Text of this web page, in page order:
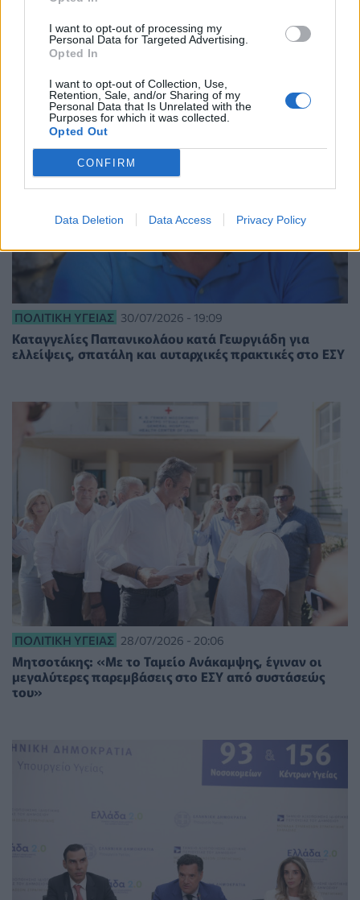
I want to opt-out of processing my
Personal Data for Targeted Advertising.
Opted In
I want to opt-out of Collection, Use,
Retention, Sale, and/or Sharing of my
Personal Data that Is Unrelated with the
Purposes for which it was collected.
Opted Out
CONFIRM
Data Deletion Data Access Privacy Policy
ΣΧΕΤΙΚΑ ΑΡΘΡΑ
ΠΟΛΙΤΙΚΉ ΥΓΕΊΑΣ 30/07/2026 - 19:09
Καταγγελίες Παπανικολάου κατά Γεωργιάδη για
ελλείψεις, σπατάλη και αυταρχικές πρακτικές στο ΕΣΥ
ΠΟΛΙΤΙΚΉ ΥΓΕΊΑΣ 28/07/2026 - 20:06
Μητσοτάκης: «Με το Ταμείο Ανάκαμψης, έγιναν οι
μεγαλύτερες παρεμβάσεις στο ΕΣΥ από συστάσεώς
του»